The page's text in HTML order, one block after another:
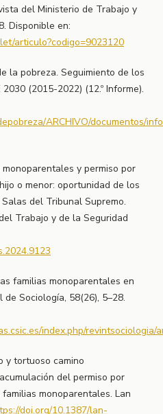
del Ministerio de Trabajo y
Disponible en:
articulo?codigo=9023120
la pobreza. Seguimiento de los
(2015-2022) (12.º Informe).
ARCHIVO/documentos/
monoparentales y permiso por
o menor: oportunidad de los
del Tribunal Supremo.
Trabajo y de la Seguridad
familias monoparentales en
Sociología, 58(26), 5–28.
index.php/revintsociologia/
y tortuoso camino
del permiso por
monoparentales. Lan
doi.org/10.1387/lan-